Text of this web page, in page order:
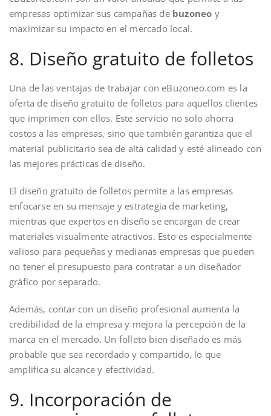
empresas optimizar sus campañas de buzoneo y
maximizar su impacto en el mercado local.
8. Diseño gratuito de folletos
Una de las ventajas de trabajar con eBuzoneo.com es la
oferta de diseño gratuito de folletos para aquellos clientes
que imprimen con ellos. Este servicio no solo ahorra
costos a las empresas, sino que también garantiza que el
material publicitario sea de alta calidad y esté alineado con
las mejores prácticas de diseño.
El diseño gratuito de folletos permite a las empresas
enfocarse en su mensaje y estrategia de marketing,
mientras que expertos en diseño se encargan de crear
materiales visualmente atractivos. Esto es especialmente
valioso para pequeñas y medianas empresas que pueden
no tener el presupuesto para contratar a un diseñador
gráfico por separado.
Además, contar con un diseño profesional aumenta la
credibilidad de la empresa y mejora la percepción de la
marca en el mercado. Un folleto bien diseñado es más
probable que sea recordado y compartido, lo que
amplifica su alcance y efectividad.
9. Incorporación de